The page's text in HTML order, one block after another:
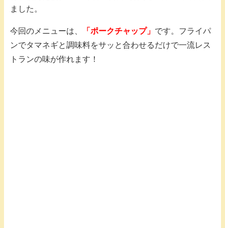
ました。
今回のメニューは、 「ポークチャップ」 です。フライパ
ンでタマネギと調味料をサッと合わせるだけで一流レス
トランの味が作れます！